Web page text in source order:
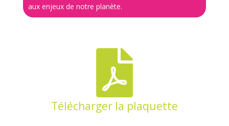
aux enjeux de notre planète.

Télécharger la plaquette